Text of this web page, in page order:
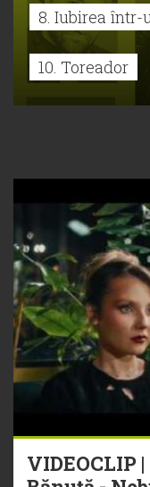
8. Iubirea într-
10. Toreador
VIDEOCLIP